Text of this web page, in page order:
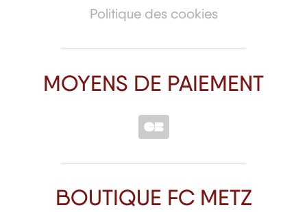
Politique des cookies
MOYENS DE PAIEMENT
BOUTIQUE FC METZ